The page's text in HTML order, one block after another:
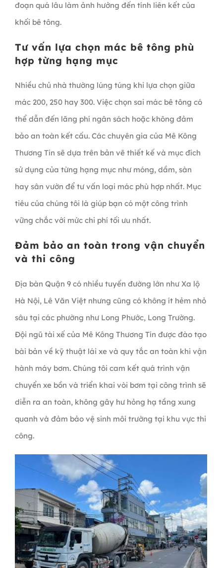
đoạn quá lâu làm ảnh hưởng đến tính liên kết của
khối bê tông.
Tư vấn lựa chọn mác bê tông phù
hợp từng hạng mục
Nhiều chủ nhà thường lúng túng khi lựa chọn giữa
mác 200, 250 hay 300. Việc chọn sai mác bê tông có
thể dẫn đến lãng phí ngân sách hoặc không đảm
bảo an toàn kết cấu. Các chuyên gia của Mê Kông
Thương Tín sẽ dựa trên bản vẽ thiết kế và mục đích
sử dụng của từng hạng mục như móng, dầm, sàn
hay sân vườn để tư vấn loại mác phù hợp nhất. Mục
tiêu của chúng tôi là giúp bạn có một công trình
vững chắc với mức chi phí tối ưu nhất.
Đảm bảo an toàn trong vận chuyển
và thi công
Địa bàn Quận 9 có nhiều tuyến đường lớn như Xa lộ
Hà Nội, Lê Văn Việt nhưng cũng có không ít hẻm nhỏ
sâu tại các phường như Long Phước, Long Trường.
Đội ngũ tài xế của Mê Kông Thương Tín được đào tạo
bài bản về kỹ thuật lái xe và quy tắc an toàn khi vận
hành máy bơm. Chúng tôi cam kết quá trình vận
chuyển xe bồn và triển khai vòi bơm tại công trình sẽ
diễn ra an toàn, không gây hư hỏng hạ tầng xung
quanh và đảm bảo vệ sinh môi trường tại khu vực thi
công.